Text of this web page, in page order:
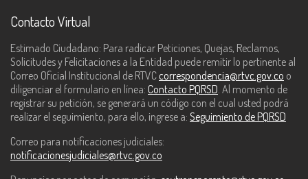
Contacto Virtual
Estimado Ciudadano: Para radicar Peticiones, Quejas, Reclamos,
Solicitudes y Felicitaciones a la Entidad puede remitir lo pertinente al
Correo Oficial Institucional de RTVC correspondencia@rtvc.gov.co o
diligenciar el formulario en línea: Contacto PQRSD. Al momento de
registrar su petición, se generará un código con el cual usted podrá
realizar el seguimiento, para ello, ingrese a: Seguimiento de PQRSD
Correo para notificaciones judiciales:
notificacionesjudiciales@rtvc.gov.co